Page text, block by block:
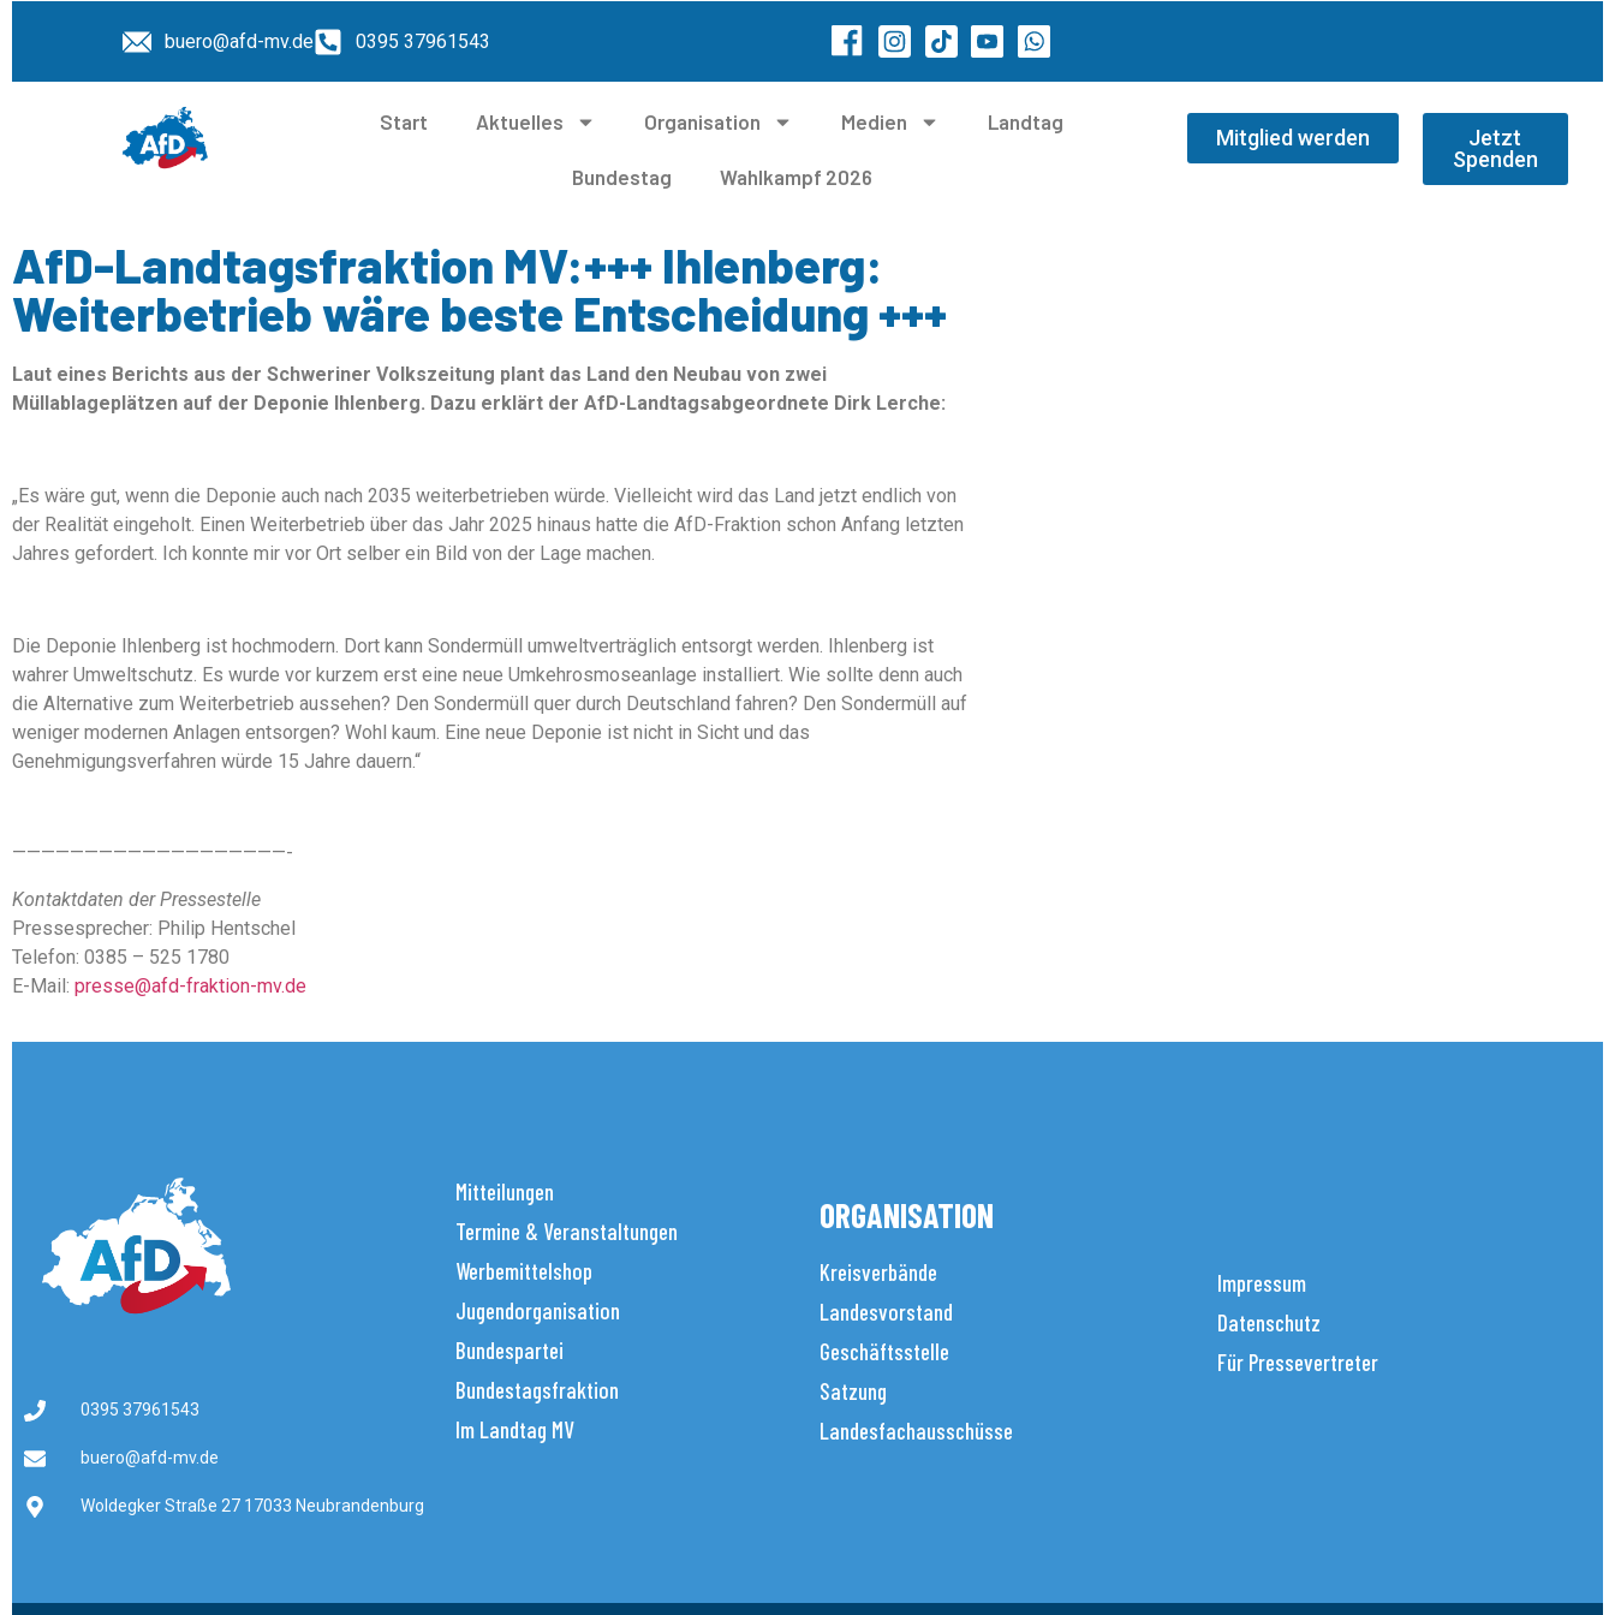
buero@afd-mv.de 0395 37961543
Start Aktuelles Organisation Medien Landtag
Bundestag Wahlkampf 2026
Mitglied werden
Jetzt
Spenden
AfD-Landtagsfraktion MV:+++ Ihlenberg:
Weiterbetrieb wäre beste Entscheidung +++
Laut eines Berichts aus der Schweriner Volkszeitung plant das Land den Neubau von zwei
Müllablageplätzen auf der Deponie Ihlenberg. Dazu erklärt der AfD-Landtagsabgeordnete Dirk Lerche:
„Es wäre gut, wenn die Deponie auch nach 2035 weiterbetrieben würde. Vielleicht wird das Land jetzt endlich von
der Realität eingeholt. Einen Weiterbetrieb über das Jahr 2025 hinaus hatte die AfD-Fraktion schon Anfang letzten
Jahres gefordert. Ich konnte mir vor Ort selber ein Bild von der Lage machen.
Die Deponie Ihlenberg ist hochmodern. Dort kann Sondermüll umweltverträglich entsorgt werden. Ihlenberg ist
wahrer Umweltschutz. Es wurde vor kurzem erst eine neue Umkehrosmoseanlage installiert. Wie sollte denn auch
die Alternative zum Weiterbetrieb aussehen? Den Sondermüll quer durch Deutschland fahren? Den Sondermüll auf
weniger modernen Anlagen entsorgen? Wohl kaum. Eine neue Deponie ist nicht in Sicht und das
Genehmigungsverfahren würde 15 Jahre dauern.“
———————————————————-
Kontaktdaten der Pressestelle
Pressesprecher: Philip Hentschel
Telefon: 0385 – 525 1780
E-Mail: presse@afd-fraktion-mv.de
0395 37961543
buero@afd-mv.de
Woldegker Straße 27 17033 Neubrandenburg
Mitteilungen
Termine & Veranstaltungen
Werbemittelshop
Jugendorganisation
Bundespartei
Bundestagsfraktion
Im Landtag MV
ORGANISATION
Kreisverbände
Landesvorstand
Geschäftsstelle
Satzung
Landesfachausschüsse
Impressum
Datenschutz
Für Pressevertreter